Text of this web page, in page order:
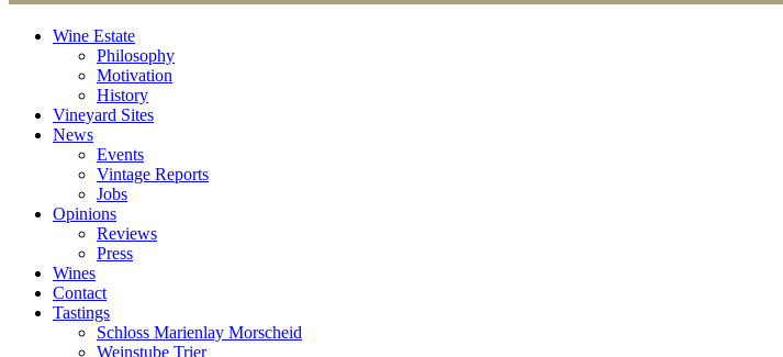
Wine Estate
Philosophy
Motivation
History
Vineyard Sites
News
Events
Vintage Reports
Jobs
Opinions
Reviews
Press
Wines
Contact
Tastings
Schloss Marienlay Morscheid
Weinstube Trier